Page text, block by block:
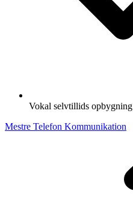
Vokal selvtillids opbygning
Mestre Telefon Kommunikation